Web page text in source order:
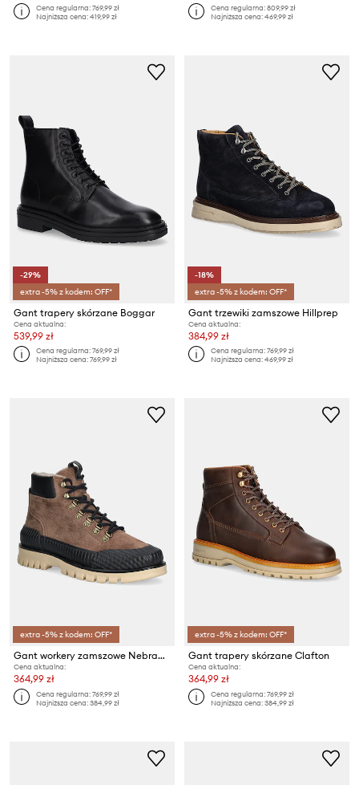
Cena regularna:769,99 zł
Najniższa cena:419,99 zł
Cena regularna:809,99 zł
Najniższa cena:469,99 zł
-29%
extra -5% z kodem: OFF*
Gant trapery skórzane Boggar
Cena aktualna:
539,99 zł
Cena regularna:769,99 zł
Najniższa cena:769,99 zł
-18%
extra -5% z kodem: OFF*
Gant trzewiki zamszowe Hillprep
Cena aktualna:
384,99 zł
Cena regularna:769,99 zł
Najniższa cena:469,99 zł
extra -5% z kodem: OFF*
Gant workery zamszowe Nebrada
Cena aktualna:
364,99 zł
Cena regularna:769,99 zł
Najniższa cena:384,99 zł
extra -5% z kodem: OFF*
Gant trapery skórzane Clafton
Cena aktualna:
364,99 zł
Cena regularna:769,99 zł
Najniższa cena:384,99 zł